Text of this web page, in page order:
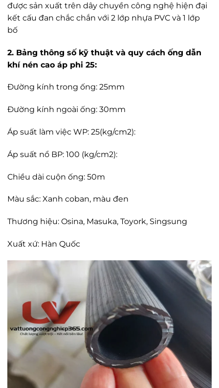
được sản xuất trên dây chuyền công nghệ hiện đại
kết cấu đan chắc chắn với 2 lớp nhựa PVC và 1 lớp
bố
2. Bảng thông số kỹ thuật và quy cách ống dẫn
khí nén cao áp phi 25:
Đường kính trong ống: 25mm
Đường kính ngoài ống: 30mm
Áp suất làm việc WP: 25(kg/cm2):
Áp suất nổ BP: 100 (kg/cm2):
Chiều dài cuộn ống: 50m
Màu sắc: Xanh coban, màu đen
Thương hiệu: Osina, Masuka, Toyork, Singsung
Xuất xứ: Hàn Quốc